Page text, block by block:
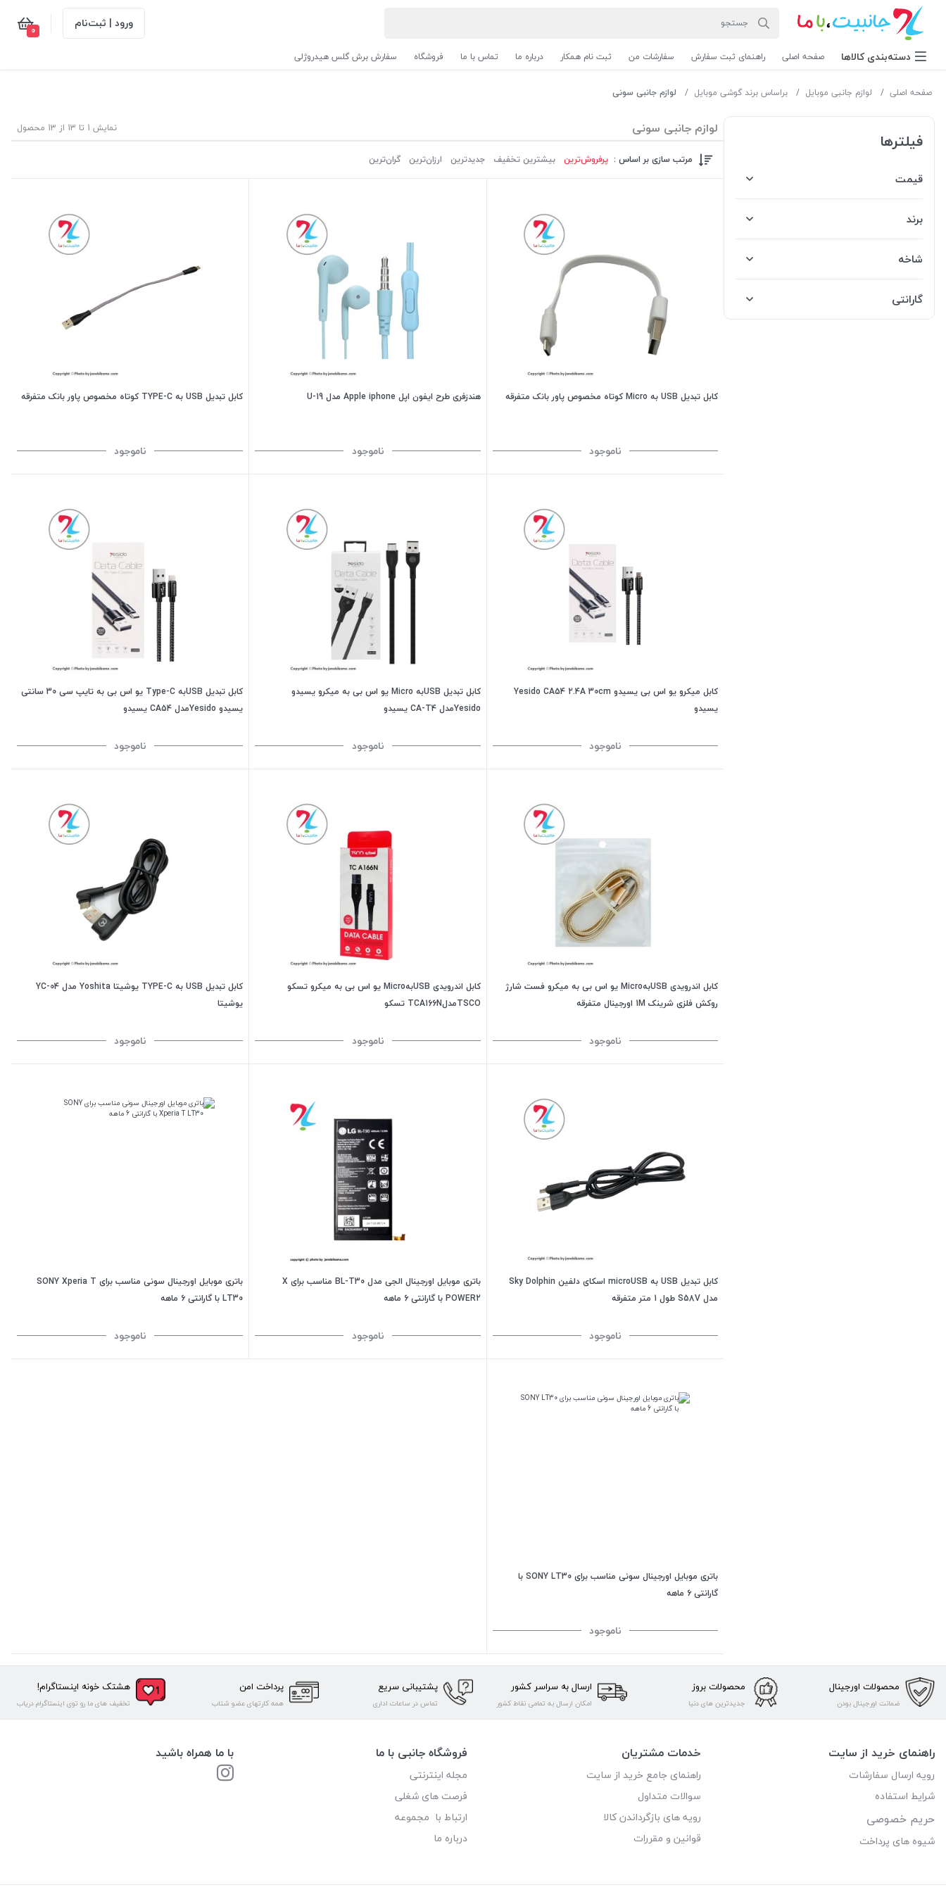
ورود | ثبت‌نام 0
دسته‌بندی‌ کالاها صفحه اصلی راهنمای ثبت سفارش سفارشات من ثبت نام همکار درباره ما تماس با ما فروشگاه سفارش برش گلس هیدروژلی
صفحه اصلی لوازم جانبی موبایل براساس برند گوشی موبایل لوازم جانبی سونی
فیلترها
قیمت
برند
شاخه
گارانتی
لوازم جانبی سونی نمایش 1 تا 13 از 13 محصول
مرتب سازی بر اساس : پرفروش‌ترین‌ بیشترین تخفیف جدیدترین ارزان‌ترین گران‌ترین
کابل تبدیل USB به Micro کوتاه مخصوص پاور بانک متفرقه
ناموجود
هندزفری طرح ایفون اپل Apple iphone مدل U-19
ناموجود
کابل تبدیل USB به TYPE-C کوتاه مخصوص پاور بانک متفرقه
ناموجود
کابل میکرو یو اس بی یسیدو Yesido CA54 2.4A 30cm
یسیدو
ناموجود
کابل تبدیل USBبه Micro یو اس بی به میکرو یسیدو
Yesidoمدل CA-T4 یسیدو
ناموجود
کابل تبدیل USBبه Type-C یو اس بی به تایپ سی 30 سانتی
یسیدو Yesidoمدل CA54 یسیدو
ناموجود
کابل اندرویدی USBبهMicro یو اس بی به میکرو فست شارژ
روکش فلزی شرینک 1M اورجینال متفرقه
ناموجود
کابل اندرویدی USBبهMicro یو اس بی به میکرو تسکو
TSCOمدلTCA166N تسکو
ناموجود
کابل تبدیل USB به TYPE-C یوشیتا Yoshita مدل YC-04
یوشیتا
ناموجود
کابل تبدیل USB به microUSB اسکای دلفین Sky Dolphin
مدل S58V طول 1 متر متفرقه
ناموجود
باتری موبایل اورجینال الجی مدل BL-T30 مناسب برای X
POWER2 با گارانتی 6 ماهه
ناموجود
باتری موبایل اورجینال سونی مناسب برای SONY Xperia T
LT30 با گارانتی 6 ماهه
ناموجود
باتری موبایل اورجینال سونی مناسب برای SONY LT30 با
گارانتی 6 ماهه
ناموجود
محصولات اورجینال
ضمانت اورجینال بودن
محصولات بروز
جدیدترین های دنیا
ارسال به سراسر کشور
امکان ارسال به تمامی نقاط کشور
پشتیبانی سریع
تماس در ساعات اداری
پرداخت امن
همه کارتهای عضو شتاب
هشتک خونه اینستاگرام!
تخفیف های ما رو توی اینستاگرام دریاب
راهنمای خرید از سایت
رویه ارسال سفارشات
شرایط استفاده
حریم خصوصی
شیوه های پرداخت
خدمات مشتریان
راهنمای جامع خرید از سایت
سوالات متداول
رویه های بازگرداندن کالا
قوانین و مقررات
فروشگاه جانبی با ما
مجله اینترنتی
فرصت های شغلی
ارتباط با مجموعه
درباره ما
با ما همراه باشید